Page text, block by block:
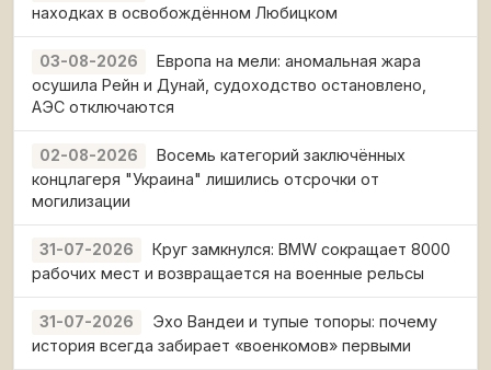
находках в освобождённом Любицком
03-08-2026
Европа на мели: аномальная жара
осушила Рейн и Дунай, судоходство остановлено,
АЭС отключаются
02-08-2026
Восемь категорий заключённых
концлагеря "Украина" лишились отсрочки от
могилизации
31-07-2026
Круг замкнулся: BMW сокращает 8000
рабочих мест и возвращается на военные рельсы
31-07-2026
Эхо Вандеи и тупые топоры: почему
история всегда забирает «военкомов» первыми